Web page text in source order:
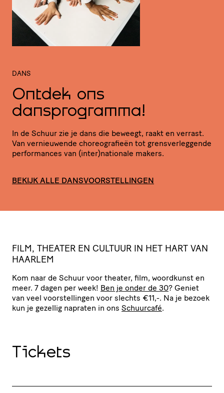
DANS
Ontdek ons
dansprogramma!
In de Schuur zie je dans die beweegt, raakt en verrast.
Van vernieu­wende chore­o­gra­fieën tot grens­ver­leg­gende
perfor­mances van (inter)nationale makers.
BEKIJK ALLE DANSVOORSTELLINGEN
FILM, THEATER EN CULTUUR IN HET HART VAN
HAARLEM
Kom naar de Schuur voor theater, film, woordkunst en
meer. 7 dagen per week! Ben je onder de 30? Geniet
van veel voor­stel­lingen voor slechts €11,-. Na je bezoek
kun je gezellig napraten in ons Schuurcafé.
Tickets